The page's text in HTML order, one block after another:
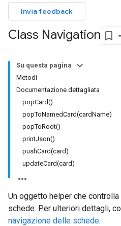
Invia feedback
Class Navigation
Su questa pagina
Metodi
Documentazione dettagliata
popCard()
popToNamedCard(cardName)
popToRoot()
printJson()
pushCard(card)
updateCard(card)
Un oggetto helper che
schede. Per ulteriori dettagli,
navigazione delle schede.